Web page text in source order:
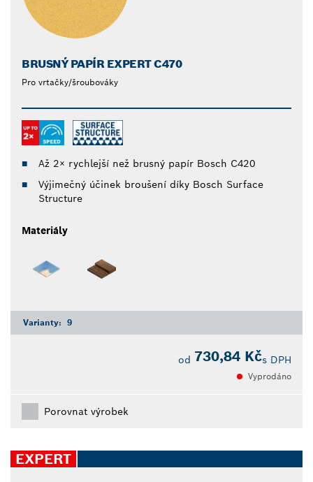
BRUSNÝ PAPÍR EXPERT C470
Pro vrtačky/šroubováky
Až 2× rychlejší než brusný papír Bosch C420
Výjimečný účinek broušení díky Bosch Surface
Structure
Materiály
Varianty: 9
od 730,84 Kčs DPH
Vyprodáno
Porovnat výrobek
EXPERT